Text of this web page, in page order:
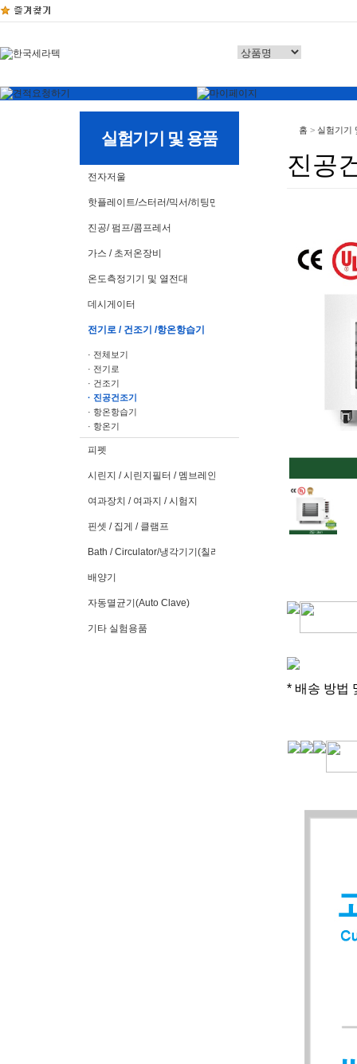
실험기기 및 용품
전자저울
핫플레이트/스터러/믹서/히팅맨틀
진공/ 펌프/콤프레서
가스 / 초저온장비
온도측정기기 및 열전대
데시게이터
전기로 / 건조기 /항온항습기
· 전체보기
· 전기로
· 건조기
· 진공건조기
· 항온항습기
· 항온기
피펫
시린지 / 시린지필터 / 멤브레인필터
여과장치 / 여과지 / 시험지
핀셋 / 집게 / 클램프
Bath / Circulator/냉각기기(칠러)
배양기
자동멸균기(Auto Clave)
기타 실험용품
홈 > 실험기기
진공
* 배송 방법